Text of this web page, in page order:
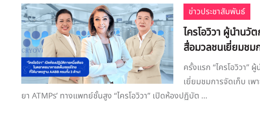
ข่าวประชาสัมพันธ์
ไครโอวิวา ผู้นำนวั
สื่อมวลชนเยี่ยมชม
ครั้งแรก “ไครโอวิวา”
เยี่ยมชมการจัดเก็บ เพ
ยา ATMPs’ ทางแพทย์ชั้นสูง “ไครโอวิวา” เปิดห้องปฏิบัต ...